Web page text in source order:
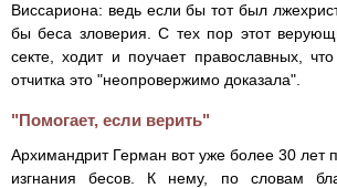
Виссариона: ведь если бы тот был
бы беса зловерия. С тех пор этот
секте, ходит и поучает православных,
отчитка это "неопровержимо доказала".
"Помогает, если верить"
Архимандрит Герман вот уже более 30 лет
изгнания бесов. К нему, по словам